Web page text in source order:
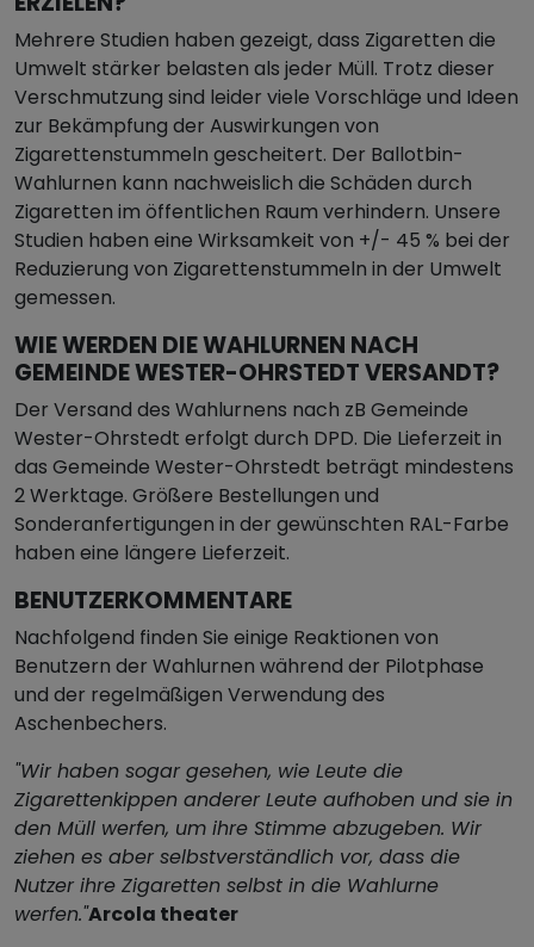
Mehrere Studien haben gezeigt, dass Zigaretten die
Umwelt stärker belasten als jeder Müll. Trotz dieser
Verschmutzung sind leider viele Vorschläge und Ideen
zur Bekämpfung der Auswirkungen von
Zigarettenstummeln gescheitert. Der Ballotbin-
Wahlurnen kann nachweislich die Schäden durch
Zigaretten im öffentlichen Raum verhindern. Unsere
Studien haben eine Wirksamkeit von +/- 45 % bei der
Reduzierung von Zigarettenstummeln in der Umwelt
gemessen.
WIE WERDEN DIE WAHLURNEN NACH
GEMEINDE WESTER-OHRSTEDT VERSANDT?
Der Versand des Wahlurnens nach zB Gemeinde
Wester-Ohrstedt erfolgt durch DPD. Die Lieferzeit in
das Gemeinde Wester-Ohrstedt beträgt mindestens
2 Werktage. Größere Bestellungen und
Sonderanfertigungen in der gewünschten RAL-Farbe
haben eine längere Lieferzeit.
BENUTZERKOMMENTARE
Nachfolgend finden Sie einige Reaktionen von
Benutzern der Wahlurnen während der Pilotphase
und der regelmäßigen Verwendung des
Aschenbechers.
"Wir haben sogar gesehen, wie Leute die
Zigarettenkippen anderer Leute aufhoben und sie in
den Müll werfen, um ihre Stimme abzugeben. Wir
ziehen es aber selbstverständlich vor, dass die
Nutzer ihre Zigaretten selbst in die Wahlurne
werfen."Arcola theater